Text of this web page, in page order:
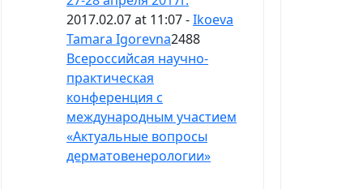
2017.02.07 at 11:07 -Ikoeva
Tamara Igorevna2488
Всероссийсая научно-
практическая
конференция с
международным участием
«Актуальные вопросы
дерматовенерологии»